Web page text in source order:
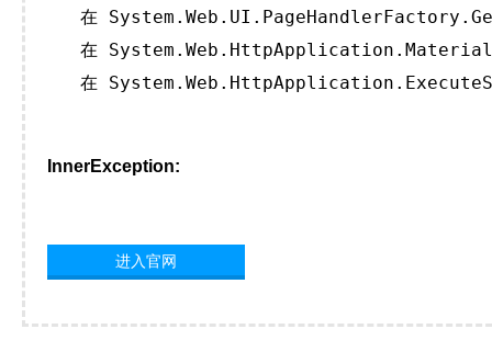
在
在
在
InnerException:
进入官网